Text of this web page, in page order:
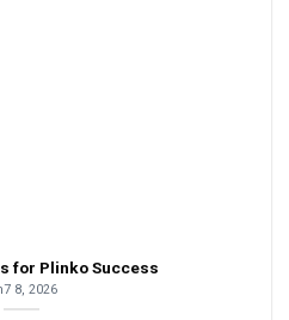
for Plinko Success
8, 2026